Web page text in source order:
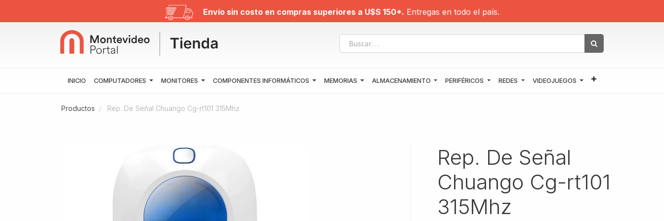
Envío sin costo en compras superiores a U$S 150*. Entregas en todo el país.
INICIO COMPUTADORES MONITORES COMPONENTES INFORMÁTICOS MEMORIAS ALMACENAMIENTO PERIFÉRICOS REDES VIDEOJUEGOS
Productos Rep. De Señal Chuango Cg-rt101 315Mhz
Rep. De Señal
Chuango Cg-rt101
315Mhz